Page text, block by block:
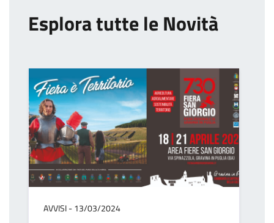
Esplora tutte le Novità
AVVISI - 13/03/2024